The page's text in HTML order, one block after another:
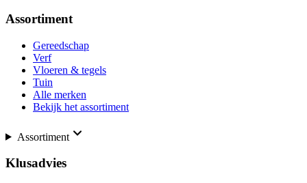
Assortiment
Gereedschap
Verf
Vloeren & tegels
Tuin
Alle merken
Bekijk het assortiment
Assortiment
Klusadvies